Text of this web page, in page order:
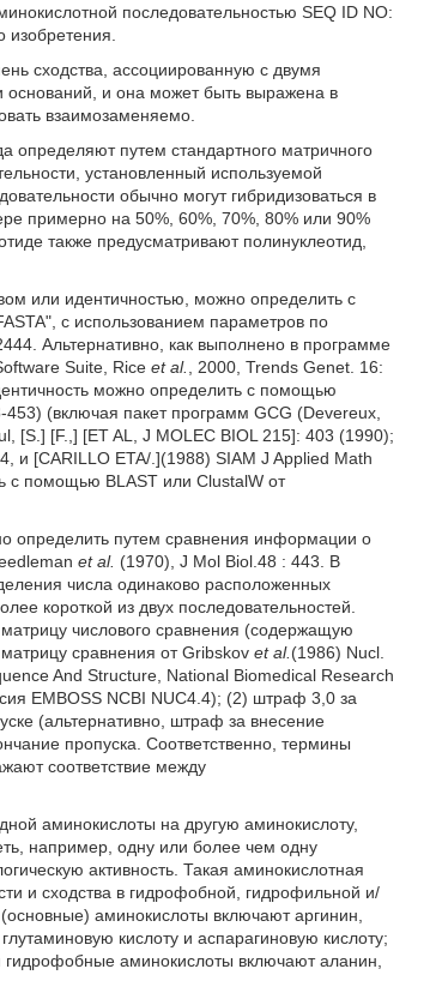
последовательностью SEQ ID NO:
сходства, ассоциированную с двумя
оснований, и она может быть выражена в
взаимозаменяемо.
определяют путем стандартного матричного
установленный используемой
обычно могут гибридизоваться в
примерно на 50%, 60%, 70%, 80% или 90%
также предусматривают полинуклеотид,
или идентичностью, можно определить с
с использованием параметров по
Альтернативно, как выполнено в программе
Suite, Riceet al.
, 2000, Trends Genet. 16:
можно определить с помощью
(включая пакет программ GCG (Devereux,
[S.] [F.,] [ET AL, J MOLEC BIOL 215]: 403 (1990);
и [CARILLO ETA/.](1988) SIAM J Applied Math
с помощью BLAST или ClustalW от
определить путем сравнения информации о
et al. (1970), J Mol Biol.48 : 443. В
числа одинаково расположенных
короткой из двух последовательностей.
числового сравнения (содержащую
сравнения от Gribskovet al. (1986) Nucl.
And Structure, National Biomedical Research
EMBOSS NCBI NUC4.4); (2) штраф 3,0 за
(альтернативно, штраф за внесение
пропуска. Соответственно, термины
соответствие между
аминокислоты на другую аминокислоту,
например, одну или более чем одну
активность. Такая аминокислотная
и сходства в гидрофобной, гидрофильной и/
аминокислоты включают аргинин,
кислоту и аспарагиновую кислоту;
аминокислоты включают аланин,